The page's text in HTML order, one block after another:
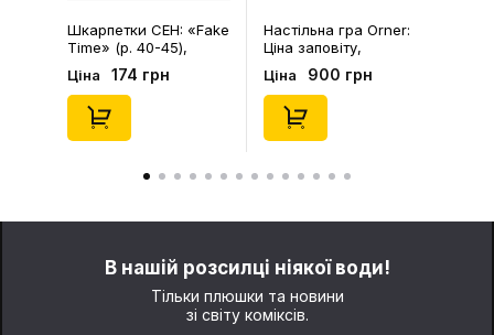
Шкарпетки CEH: «Fake
Time» (р. 40-45),
(91680)
Ціна 174 грн
Настільна гра Orner:
Ціна заповіту,
(253755)
Ціна 900 грн
В нашій розсилці ніякої води!
Тільки плюшки та новини
зі світу коміксів.